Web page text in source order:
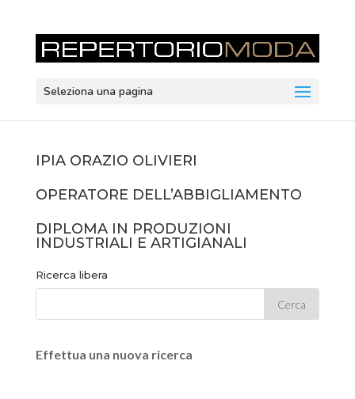
Seleziona una pagina
IPIA ORAZIO OLIVIERI
OPERATORE DELL’ABBIGLIAMENTO
DIPLOMA IN PRODUZIONI
INDUSTRIALI E ARTIGIANALI
Ricerca libera
Effettua una nuova ricerca